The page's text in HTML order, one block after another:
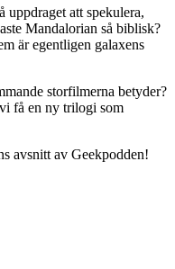
uppdraget att spekulera,
Mandalorian så biblisk?
är egentligen galaxens
storfilmerna betyder?
få en ny trilogi som
avsnitt av Geekpodden!